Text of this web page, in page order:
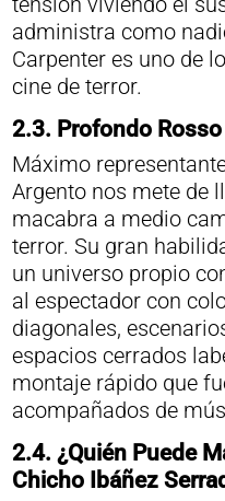
administra como
Carpenter es uno de
cine de terror.
2.3. Profondo
Máximo
Argento nos mete de
macabra a medio
terror. Su gran
un universo propio
al espectador con
diagonales,
espacios cerrados
montaje rápido que
acompañados de
2.4. ¿Quién Puede
Chicho Ibáñez